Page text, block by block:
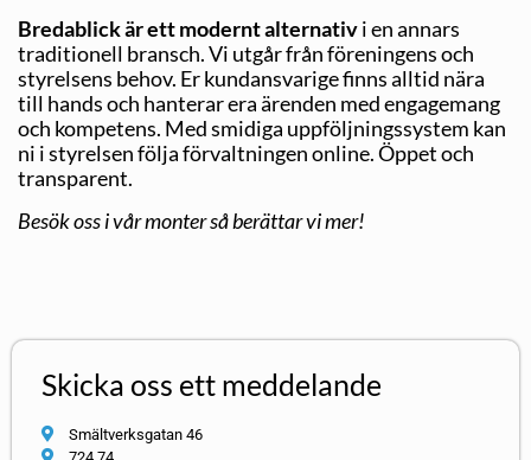
Bredablick är ett modernt alternativi en annars
traditionell bransch. Vi utgår från föreningens och
styrelsens behov. Er kundansvarige finns alltid nära
till hands och hanterar era ärenden med engagemang
och kompetens. Med smidiga uppföljningssystem kan
ni i styrelsen följa förvaltningen online. Öppet och
transparent.
Besök oss i vår monter så berättar vi mer!
Skicka oss ett meddelande
Smältverksgatan 46